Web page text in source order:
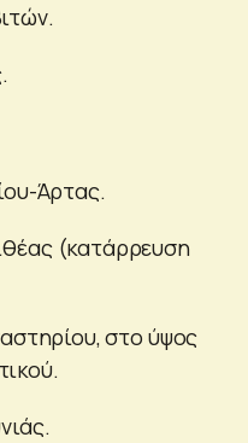
Άρτας.
(κατάρρευση
στο ύψος